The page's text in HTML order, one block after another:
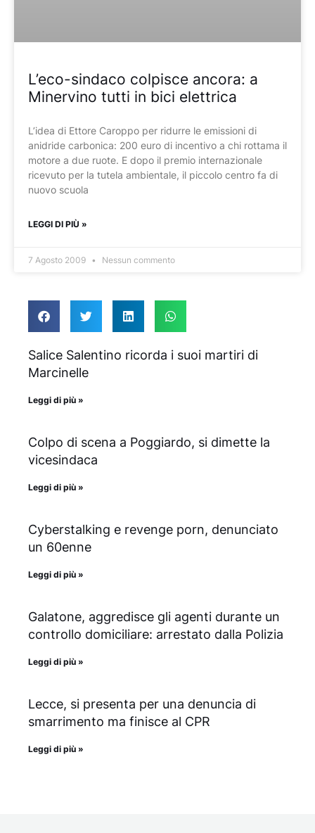
L’eco-sindaco colpisce ancora: a
Minervino tutti in bici elettrica
L’idea di Ettore Caroppo per ridurre le emissioni di
anidride carbonica: 200 euro di incentivo a chi rottama il
motore a due ruote. E dopo il premio internazionale
ricevuto per la tutela ambientale, il piccolo centro fa di
nuovo scuola
LEGGI DI PIÙ »
7 Agosto 2009 Nessun commento
Salice Salentino ricorda i suoi martiri di
Marcinelle
Leggi di più »
Colpo di scena a Poggiardo, si dimette la
vicesindaca
Leggi di più »
Cyberstalking e revenge porn, denunciato
un 60enne
Leggi di più »
Galatone, aggredisce gli agenti durante un
controllo domiciliare: arrestato dalla Polizia
Leggi di più »
Lecce, si presenta per una denuncia di
smarrimento ma finisce al CPR
Leggi di più »